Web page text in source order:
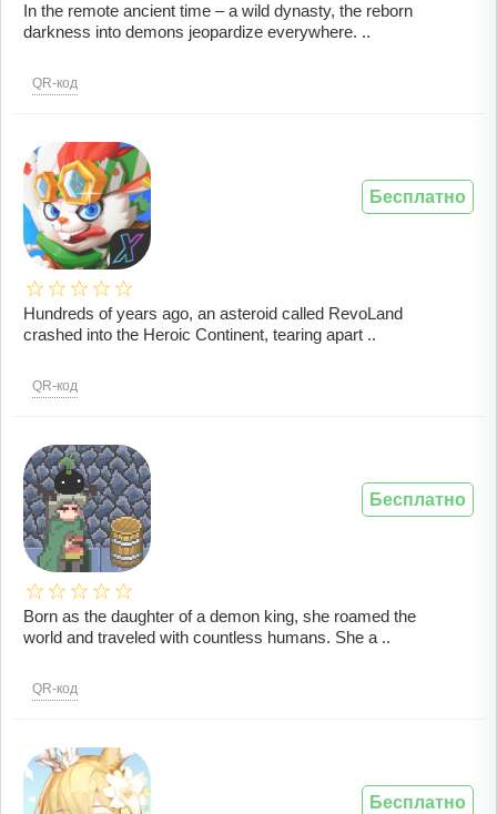
In the remote ancient time – a wild dynasty, the reborn
darkness into demons jeopardize everywhere. ..
QR-код
Hundreds of years ago, an asteroid called RevoLand
crashed into the Heroic Continent, tearing apart ..
QR-код
Бесплатно
Born as the daughter of a demon king, she roamed the
world and traveled with countless humans. She a ..
QR-код
Бесплатно
Бесплатно